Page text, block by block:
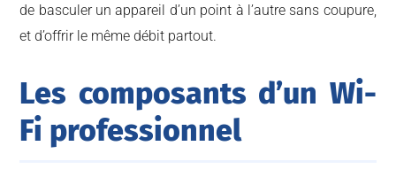
de basculer un appareil d’un point à l’autre sans coupure,
et d’offrir le même débit partout.
Les composants d’un Wi-
Fi professionnel